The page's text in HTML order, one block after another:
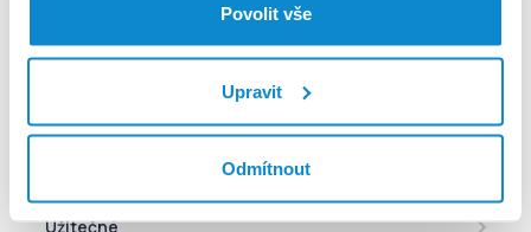
Povolit vše
Upravit
Odmítnout
moje@euc.cznebo zavolejte na telefonní
Zdravotnickou záchrannou službu na
telefonním čísle 155
eRecept
Užitečné